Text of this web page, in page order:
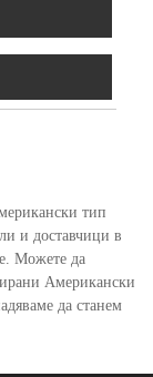
тип
и доставчици в
Можете да
Американски
да станем